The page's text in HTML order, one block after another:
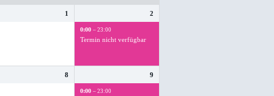
1 2
0:00 – 23:00
Termin nicht verfügbar
8 9
0:00 – 23:00